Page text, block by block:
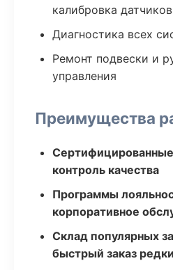
калибровка датчиков
Диагностика всех
Ремонт подвески и
управления
Преимущества
контроль качества
Программы
корпоративное
Склад популярных
быстрый заказ